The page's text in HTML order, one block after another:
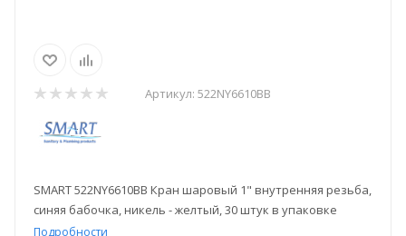
Артикул: 522NY6610BB
SMART 522NY6610BB Кран шаровый 1" внутренняя резьба,
синяя бабочка, никель - желтый, 30 штук в упаковке
Подробности